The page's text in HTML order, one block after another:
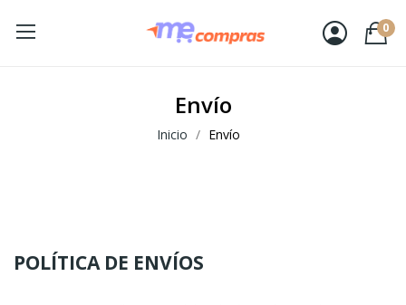
0
Envío
Inicio Envío
POLÍTICA DE ENVÍOS